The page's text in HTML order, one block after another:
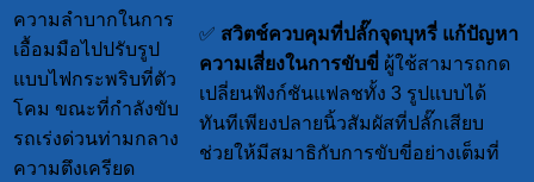
ความลำบากในการ
เอื้อมมือไปปรับรูป
แบบไฟกระพริบที่ตัว
โคม ขณะที่กำลังขับ
รถเร่งด่วนท่ามกลาง
ความตึงเครียด
✅ สวิตช์ควบคุมที่ปลั๊กจุดบุหรี่ แก้ปัญหา
ความเสี่ยงในการขับขี่ ผู้ใช้สามารถกด
เปลี่ยนฟังก์ชันแฟลชทั้ง 3 รูปแบบได้
ทันทีเพียงปลายนิ้วสัมผัสที่ปลั๊กเสียบ
ช่วยให้มีสมาธิกับการขับขี่อย่างเต็มที่